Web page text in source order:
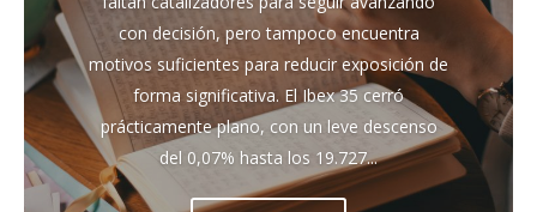
con decisión, pero tampoco encuentra
motivos suficientes para reducir exposición de
forma significativa. El Ibex 35 cerró
prácticamente plano, con un leve descenso
del 0,07% hasta los 19.727...